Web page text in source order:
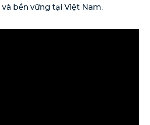
bền vững tại Việt Nam.